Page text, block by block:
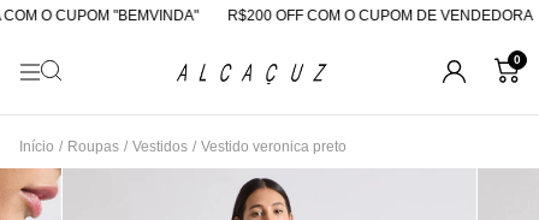
O CUPOM "BEMVINDA" R$200 OFF COM O CUPOM DE VENDEDORA
0
Início / Roupas / Vestidos / Vestido veronica preto